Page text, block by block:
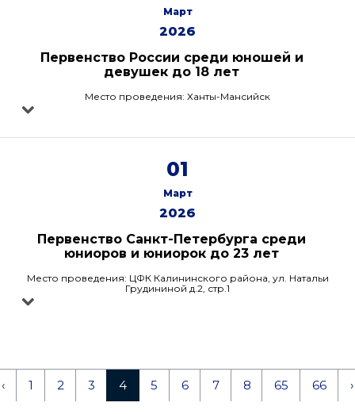
Март
2026
Первенство России среди юношей и
девушек до 18 лет
Место проведения: Ханты-Мансийск
01
Март
2026
Первенство Санкт-Петербурга среди
юниоров и юниорок до 23 лет
Место проведения: ЦФК Калининского района, ул. Натальи
Грудининой д.2, стр.1
‹ 1 2 3 4 5 6 7 8 65 66 ›